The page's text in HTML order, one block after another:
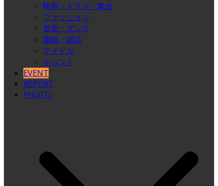
映画・ドラマ・舞台
ファッション
音楽・ダンス
書籍・雑誌
アイドル
イベント
EVENT
REPORT
PHOTO